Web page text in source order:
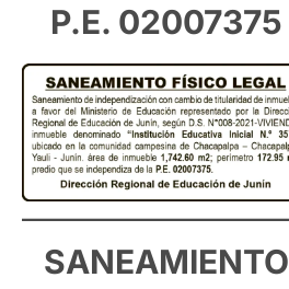
P.E. 02007375
SANEAMIENTO